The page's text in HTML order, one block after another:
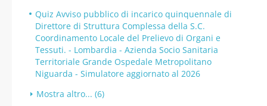
Quiz Avviso pubblico di incarico quinquennale di
Direttore di Struttura Complessa della S.C.
Coordinamento Locale del Prelievo di Organi e
Tessuti. - Lombardia - Azienda Socio Sanitaria
Territoriale Grande Ospedale Metropolitano
Niguarda - Simulatore aggiornato al 2026
Mostra altro... (6)